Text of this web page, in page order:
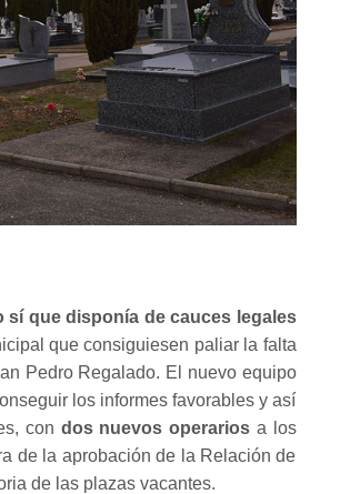
sí que disponía de cauces legales
que consiguiesen paliar la falta
Pedro Regalado. El nuevo equipo
los informes favorables y así
con dos nuevos operarios a los
de la aprobación de la Relación de
de las plazas vacantes.